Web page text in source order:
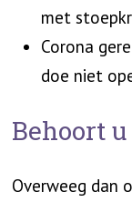
met
Corona
doe niet
Behoort
Overweeg dan